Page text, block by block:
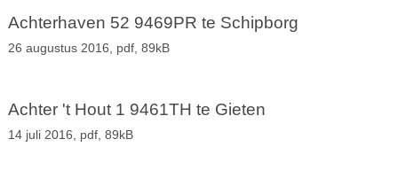
Achterhaven 52 9469PR te Schipborg
26 augustus 2016, pdf, 89kB
Achter 't Hout 1 9461TH te Gieten
14 juli 2016, pdf, 89kB